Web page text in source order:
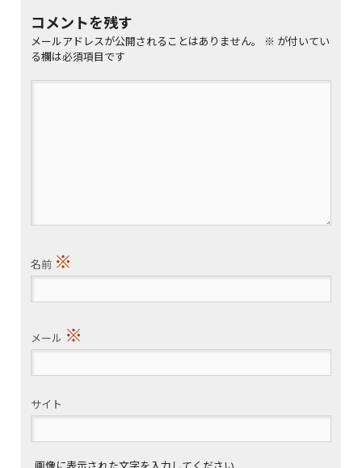
コメントを残す
メールアドレスが公開されることはありません。 ※ が付いてい
る欄は必須項目です
名前 ※
メール ※
サイト